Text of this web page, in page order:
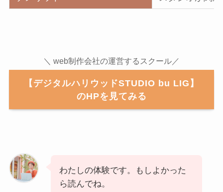
＼ web制作会社の運営するスクール／
【デジタルハリウッドSTUDIO bu LIG】
のHPを見てみる
わたしの体験です。もしよかった
ら読んでね。